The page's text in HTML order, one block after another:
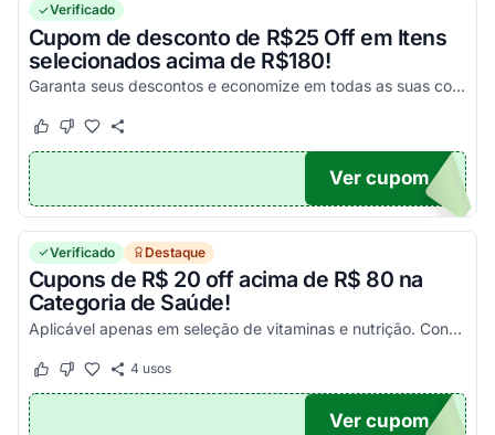
Verificado
Cupom de desconto de R$25 Off em Itens
selecionados acima de R$180!
Garanta seus descontos e economize em todas as suas compras da melhor maneira possível!
Este cupom funcionou
Este cupom não funcionou
A20
Ver cupom
Verificado Destaque
Cupons de R$ 20 off acima de R$ 80 na
Categoria de Saúde!
Aplicável apenas em seleção de vitaminas e nutrição. Confira!
Este cupom funcionou
Este cupom não funcionou
4 usos
20
Ver cupom